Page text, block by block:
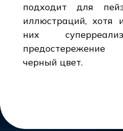
подходит для
иллюстраций, хотя
них
черный цвет.